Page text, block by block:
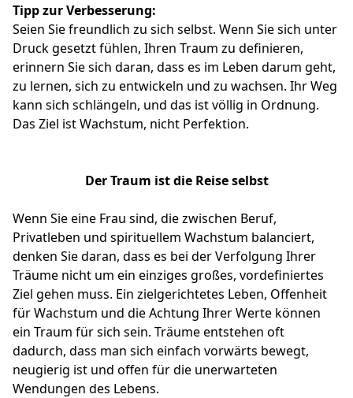
Tipp zur Verbesserung:
Seien Sie freundlich zu sich selbst. Wenn Sie sich unter
Druck gesetzt fühlen, Ihren Traum zu definieren,
erinnern Sie sich daran, dass es im Leben darum geht,
zu lernen, sich zu entwickeln und zu wachsen. Ihr Weg
kann sich schlängeln, und das ist völlig in Ordnung.
Das Ziel ist Wachstum, nicht Perfektion.
Der Traum ist die Reise selbst
Wenn Sie eine Frau sind, die zwischen Beruf,
Privatleben und spirituellem Wachstum balanciert,
denken Sie daran, dass es bei der Verfolgung Ihrer
Träume nicht um ein einziges großes, vordefiniertes
Ziel gehen muss. Ein zielgerichtetes Leben, Offenheit
für Wachstum und die Achtung Ihrer Werte können
ein Traum für sich sein. Träume entstehen oft
dadurch, dass man sich einfach vorwärts bewegt,
neugierig ist und offen für die unerwarteten
Wendungen des Lebens.